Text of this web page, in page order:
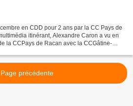
en CDD pour 2 ans par la CC Pays de
itinérant, Alexandre Caron a vu en
la CCPays de Racan avec la CCGâtine-
précédente